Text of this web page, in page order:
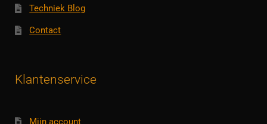
Techniek Blog
Contact
Klantenservice
Mijn account